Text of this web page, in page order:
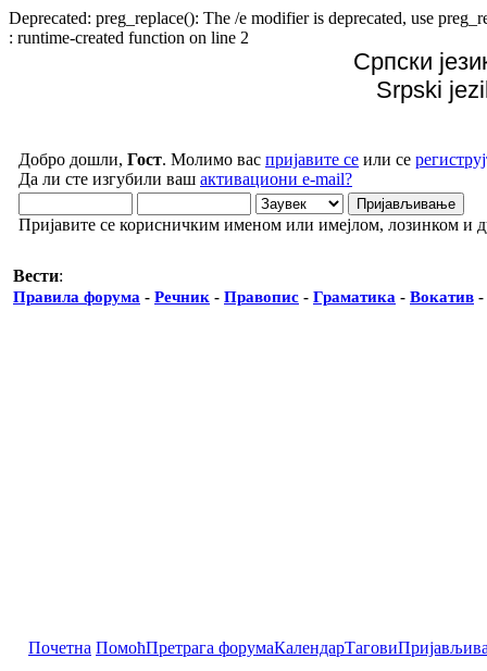
Deprecated: preg_replace(): The /e modifier is deprecated, use
: runtime-created function on line 2
Српски
Srpski
Добро дошли, Гост. Молимо вас пријавите се или се
Да ли сте изгубили ваш активациони e-mail?
Пријавите се корисничким именом или имејлом, лозинком и
Вести:
Правила форума - Речник - Правопис - Граматика - Вокатив -
Почетна ПомоћПретрага форумаКалендарТагови